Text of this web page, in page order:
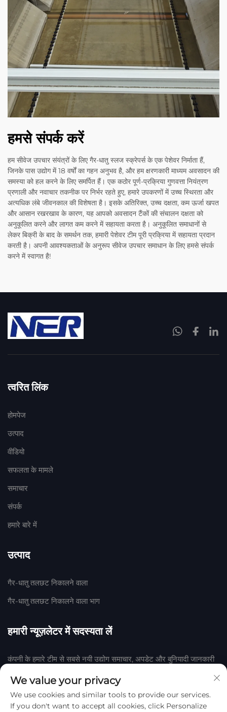
हमसे संपर्क करें
हम सीवेज उपचार संयंत्रों के लिए गैर-धातु स्लज स्क्रेपर्स के एक पेशेवर निर्माता हैं,
जिनके पास उद्योग में 18 वर्षों का गहन अनुभव है, और हम क्षरणकारी माध्यम अवसादन की
समस्या को हल करने के लिए समर्पित हैं। एक कठोर पूर्ण-प्रक्रिया गुणवत्ता नियंत्रण
प्रणाली और नवाचार तकनीक पर निर्भर रहते हुए, हमारे उपकरणों में उच्च स्थिरता और
अत्यधिक लंबे जीवनकाल की विशेषता है। इसके अतिरिक्त, उच्च दक्षता, कम ऊर्जा खपत
और आसान रखरखाव के कारण, यह आपको अवसादन टैंकों की संचालन दक्षता को
अनुकूलित करने और लागत कम करने में सहायता करता है। अनुकूलित समाधानों से
लेकर बिक्री के बाद के समर्थन तक, हमारी पेशेवर टीम पूरी प्रक्रिया में सहायता प्रदान
करती है। अपनी आवश्यकताओं के अनुरूप सीवेज उपचार समाधान के लिए हमसे संपर्क
करने में स्वागत है!
त्वरित लिंक
होमपेज
उत्पाद
वीडियो
सफलता के मामले
समाचार
संपर्क
हमारे बारे में
उत्पाद
गैर-धातु तलछट निकालने वाला
गैर-धातु तलछट निकालने वाला भाग
हमारी न्यूज़लेटर में सदस्यता लें
कंपनी के हमारे टीम से सबसे नयी उद्योग समाचार, अपडेट और बुनियादी जानकारी
सदस्यता लें
We value your privacy
We use cookies and similar tools to provide our services.
If you don't want to accept all cookies, click Personalize